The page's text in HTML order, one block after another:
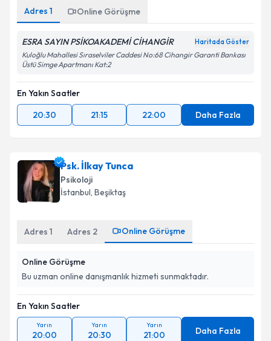
Adres 1 Online Görüşme
ESRA SAYIN PSİKOAKADEMİ CİHANGİR Haritada Göster
Kuloğlu Mahallesi Sıraselviler Caddesi No:68 Cihangir Garanti Bankası
Üstü Simge Apartmanı Kat:2
En Yakın Saatler
20:30
21:15 22:00 Daha Fazla
Psk. İlkay Tunca
Psikoloji
İstanbul, Beşiktaş
Adres 1 Adres 2 Online Görüşme
Online Görüşme
Bu uzman online danışmanlık hizmeti sunmaktadır.
En Yakın Saatler
Yarın
20:00
Yarın
20:30
Yarın
21:00 Daha Fazla